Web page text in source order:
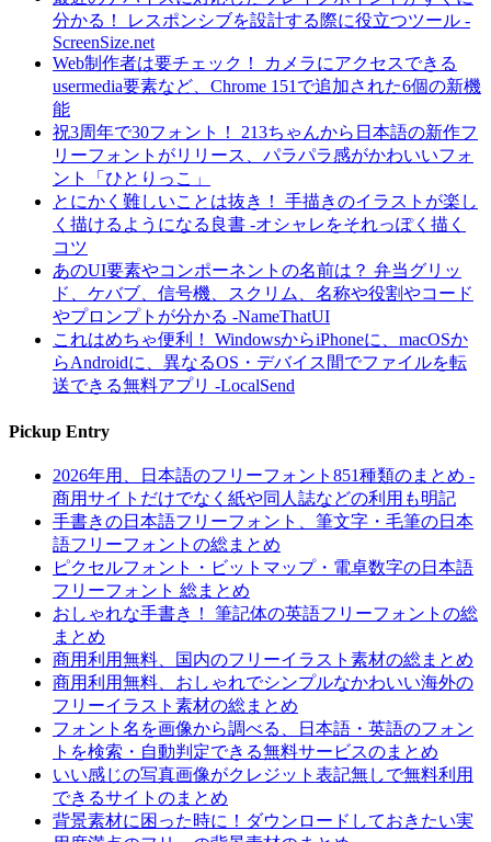
分かる！ レスポンシブを設計する際に役立つツール -
ScreenSize.net
Web制作者は要チェック！ カメラにアクセスできる
usermedia要素など、Chrome 151で追加された6個の新機
能
祝3周年で30フォント！ 213ちゃんから日本語の新作フ
リーフォントがリリース、パラパラ感がかわいいフォ
ント「ひとりっこ」
とにかく難しいことは抜き！ 手描きのイラストが楽し
く描けるようになる良書 -オシャレをそれっぽく描く
コツ
あのUI要素やコンポーネントの名前は？ 弁当グリッ
ド、ケバブ、信号機、スクリム、名称や役割やコード
やプロンプトが分かる -NameThatUI
これはめちゃ便利！ WindowsからiPhoneに、macOSか
らAndroidに、異なるOS・デバイス間でファイルを転
送できる無料アプリ -LocalSend
Pickup Entry
2026年用、日本語のフリーフォント851種類のまとめ -
商用サイトだけでなく紙や同人誌などの利用も明記
手書きの日本語フリーフォント、筆文字・毛筆の日本
語フリーフォントの総まとめ
ピクセルフォント・ビットマップ・電卓数字の日本語
フリーフォント 総まとめ
おしゃれな手書き！ 筆記体の英語フリーフォントの総
まとめ
商用利用無料、国内のフリーイラスト素材の総まとめ
商用利用無料、おしゃれでシンプルなかわいい海外の
フリーイラスト素材の総まとめ
フォント名を画像から調べる、日本語・英語のフォン
トを検索・自動判定できる無料サービスのまとめ
いい感じの写真画像がクレジット表記無しで無料利用
できるサイトのまとめ
背景素材に困った時に！ダウンロードしておきたい実